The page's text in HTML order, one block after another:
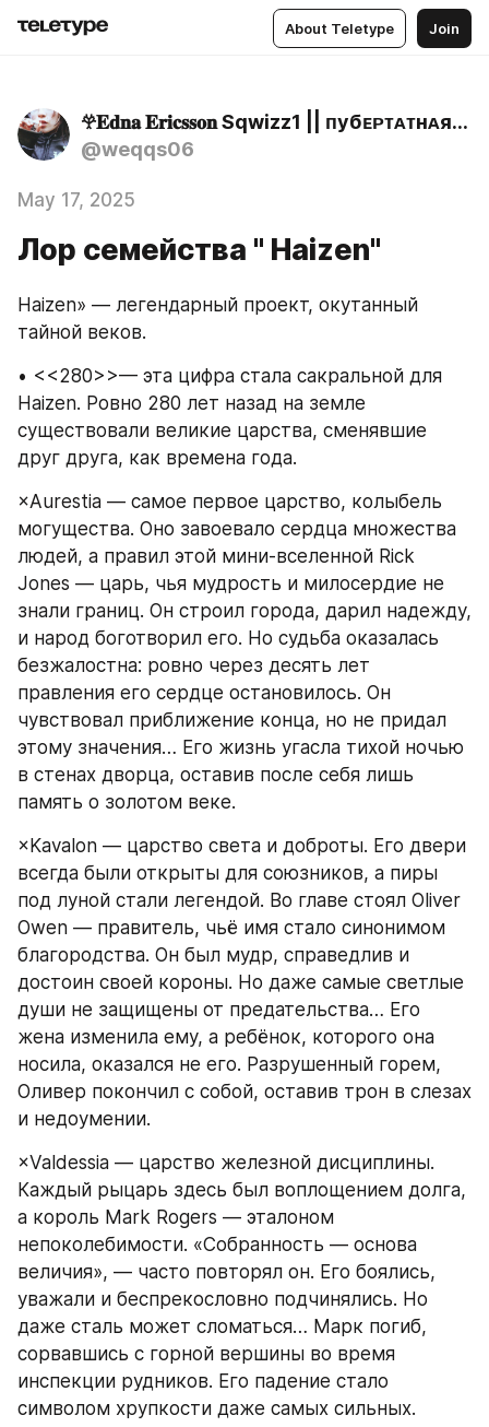
About Teletype Join
𖣂𝐄𝐝𝐧𝐚 𝐄𝐫𝐢𝐜𝐬𝐬𝐨𝐧 Sqwizz1 || ᴨубᴇᴩᴛᴀᴛнᴀя яʍᴀ 🗡
@weqqs06
May 17, 2025
Лор семейства " Haizen"
Haizen» — легендарный проект, окутанный
тайной веков.
• <<280>>— эта цифра стала сакральной для
Haizen. Ровно 280 лет назад на земле
существовали великие царства, сменявшие
друг друга, как времена года.
×Aurestia — самое первое царство, колыбель
могущества. Оно завоевало сердца множества
людей, а правил этой мини-вселенной Rick
Jones — царь, чья мудрость и милосердие не
знали границ. Он строил города, дарил надежду,
и народ боготворил его. Но судьба оказалась
безжалостна: ровно через десять лет
правления его сердце остановилось. Он
чувствовал приближение конца, но не придал
этому значения… Его жизнь угасла тихой ночью
в стенах дворца, оставив после себя лишь
память о золотом веке.
×Kavalon — царство света и доброты. Его двери
всегда были открыты для союзников, а пиры
под луной стали легендой. Во главе стоял Oliver
Owen — правитель, чьё имя стало синонимом
благородства. Он был мудр, справедлив и
достоин своей короны. Но даже самые светлые
души не защищены от предательства… Его
жена изменила ему, а ребёнок, которого она
носила, оказался не его. Разрушенный горем,
Оливер покончил с собой, оставив трон в слезах
и недоумении.
×Valdessia — царство железной дисциплины.
Каждый рыцарь здесь был воплощением долга,
а король Mark Rogers — эталоном
непоколебимости. «Собранность — основа
величия», — часто повторял он. Его боялись,
уважали и беспрекословно подчинялись. Но
даже сталь может сломаться… Марк погиб,
сорвавшись с горной вершины во время
инспекции рудников. Его падение стало
символом хрупкости даже самых сильных.